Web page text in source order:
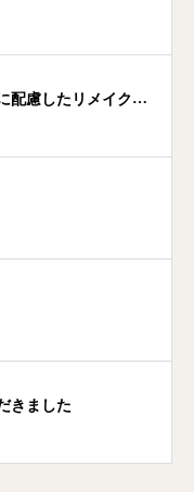
配慮したリメイクブ
きました